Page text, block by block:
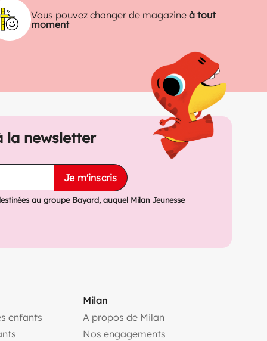
Vous pouvez changer de magazine à tout
moment
la newsletter
Je m'inscris
au groupe Bayard, auquel Milan Jeunesse
enfants
Milan
A propos de Milan
Nos engagements(ouvre une nouvelle